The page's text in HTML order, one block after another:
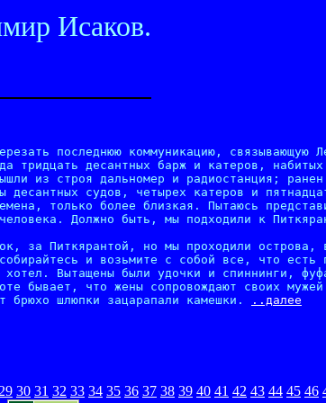
Исаков.
последнюю коммуникацию, связывающую
тридцать десантных барж и катеров,
из строя дальномер и радиостанция;
десантных судов, четырех катеров и
только более близкая. Пытаюсь
Должно быть, мы подходили к
за Питкярантой, но мы проходили
и возьмите с собой все, что есть
Вытащены были удочки и спиннинги,
бывает, что жены сопровождают своих
шлюпки зацарапали камешки.
..далее
29 30 31 32 33 34 35 36 37 38 39 40 41 42 43 44 45 46